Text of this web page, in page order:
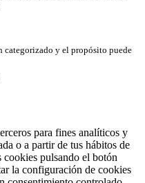
categorizado y el propósito puede
para fines analíticos y
o a partir de tus hábitos de
cookies pulsando el botón
la configuración de cookies